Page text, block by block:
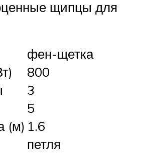
щипцы для
фен-щетка
800
3
5
(м) 1.6
петля